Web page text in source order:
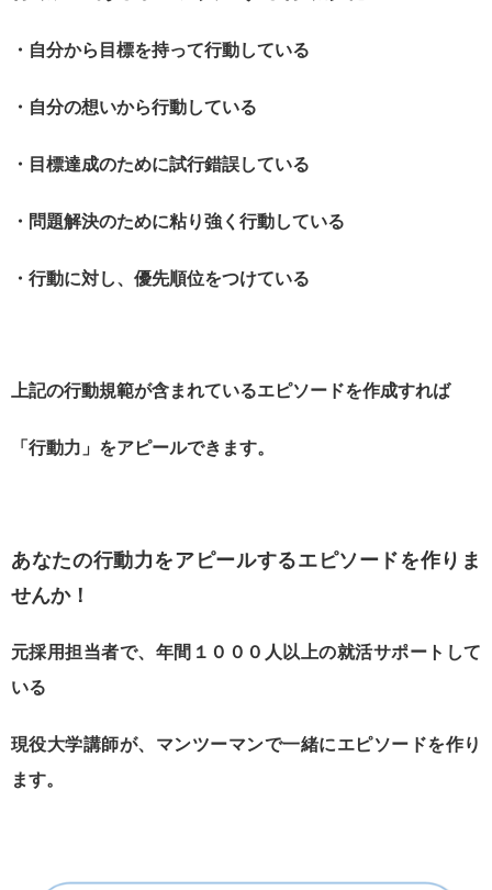
・自分から目標を持って行動している
・自分の想いから行動している
・目標達成のために試行錯誤している
・問題解決のために粘り強く行動している
・行動に対し、優先順位をつけている
上記の行動規範が含まれているエピソードを作成すれば
「行動力」をアピールできます。
あなたの行動力をアピールするエピソードを作りま
せんか！
元採用担当者で、年間１０００人以上の就活サポートして
いる
現役大学講師が、マンツーマンで一緒にエピソードを作り
ます。